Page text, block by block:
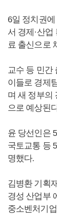
6일 정치권에
서 경제·산
료 출신으로
교수 등 민간
이들로 경제
며 새 정부의
으로 예상된
윤 당선인은
국토교통 등
명했다.
김병환 기획
경성 산업부
중소벤처기